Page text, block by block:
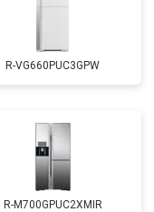
R-VG660PUC3GPW
R-M700GPUC2XMIR